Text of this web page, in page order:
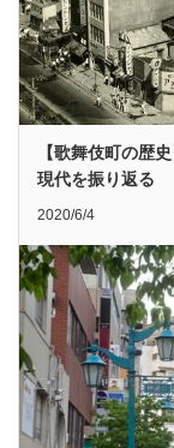
【歌舞伎町の歴
現代を振り返る
2020/6/4